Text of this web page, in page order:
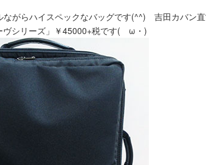
がらハイスペックなバッグです(^^) 吉田カバン
シリーズ」￥45000+税です(ゝω・)